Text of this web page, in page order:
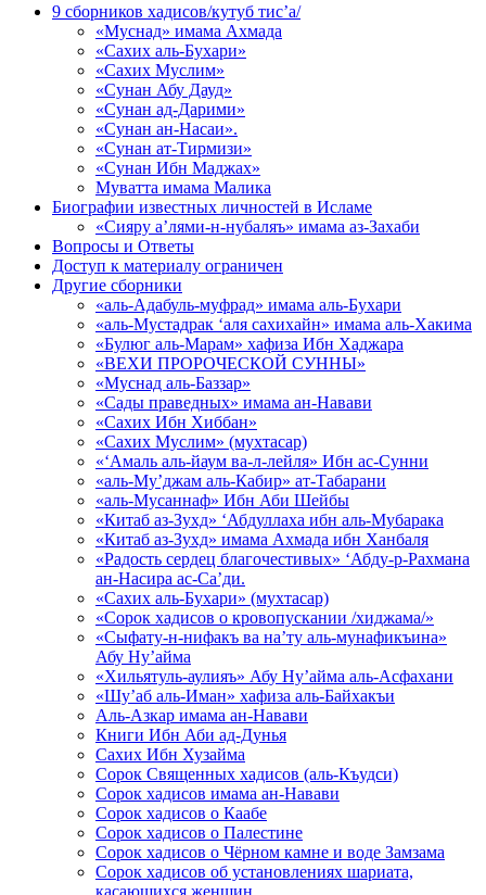
9 сборников хадисов/кутуб тис’а/
«Муснад» имама Ахмада
«Сахих аль-Бухари»
«Сахих Муслим»
«Сунан Абу Дауд»
«Сунан ад-Дарими»
«Сунан ан-Насаи».
«Сунан ат-Тирмизи»
«Сунан Ибн Маджах»
Муватта имама Малика
Биографии известных личностей в Исламе
«Сияру а’лями-н-нубаляъ» имама аз-Захаби
Вопросы и Ответы
Доступ к материалу ограничен
Другие сборники
«аль-Адабуль-муфрад» имама аль-Бухари
«аль-Мустадрак ‘аля сахихайн» имама аль-Хакима
«Булюг аль-Марам» хафиза Ибн Хаджара
«ВЕХИ ПРОРОЧЕСКОЙ СУННЫ»
«Муснад аль-Баззар»
«Сады праведных» имама ан-Навави
«Сахих Ибн Хиббан»
«Сахих Муслим» (мухтасар)
«‘Амаль аль-йаум ва-л-лейля» Ибн ас-Сунни
«аль-Му’джам аль-Кабир» ат-Табарани
«аль-Мусаннаф» Ибн Аби Шейбы
«Китаб аз-Зухд» ‘Абдуллаха ибн аль-Мубарака
«Китаб аз-Зухд» имама Ахмада ибн Ханбаля
«Радость сердец благочестивых» ‘Абду-р-Рахмана
ан-Насира ас-Са’ди.
«Сахих аль-Бухари» (мухтасар)
«Сорок хадисов о кровопускании /хиджама/»
«Сыфату-н-нифакъ ва на’ту аль-мунафикъина»
Абу Ну’айма
«Хильятуль-аулияъ» Абу Ну’айма аль-Асфахани
«Шу’аб аль-Иман» хафиза аль-Байхакъи
Аль-Азкар имама ан-Навави
Книги Ибн Аби ад-Дунья
Сахих Ибн Хузайма
Сорок Священных хадисов (аль-Къудси)
Сорок хадисов имама ан-Навави
Сорок хадисов о Каабе
Сорок хадисов о Палестине
Сорок хадисов о Чёрном камне и воде Замзама
Сорок хадисов об установлениях шариата,
касающихся женщин